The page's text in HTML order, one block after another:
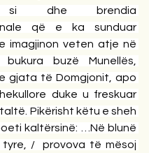
si dhe brendia
që e ka sunduar
imagjinon veten atje në
buzë Munellës,
gjata të Domgjonit, apo
duke u freskuar
Pikërisht këtu e sheh
kaltërsinë: …Në blunë
/  provova të mësoj